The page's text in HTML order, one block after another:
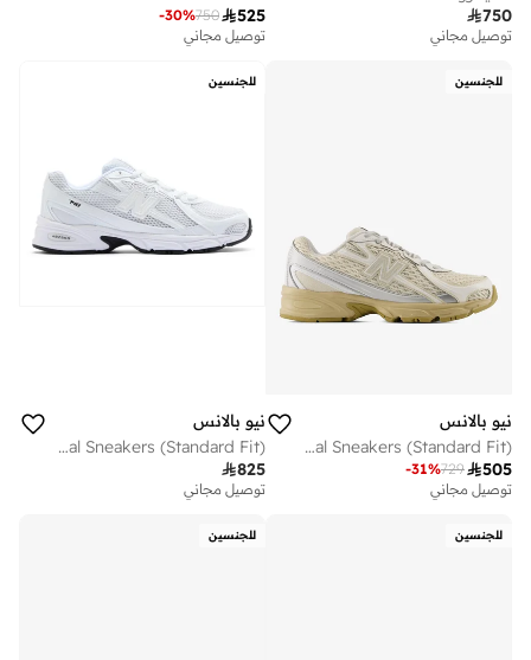
750
توصيل مجاني
525
750
-30%
توصيل مجاني
للجنسين
نيو بالانس
Unisex 740 Knit casual Sneakers (Standard Fit)
505
729
-31%
توصيل مجاني
للجنسين
نيو بالانس
Unisex 740 casual Sneakers (Standard Fit)
825
توصيل مجاني
للجنسين للجنسين